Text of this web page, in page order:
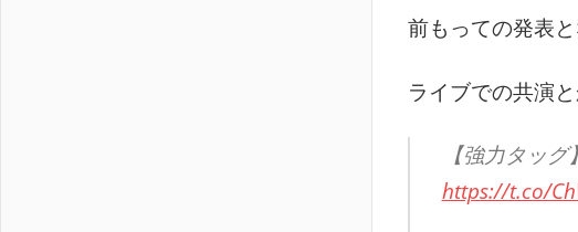
前もっての発表と
ライブでの共演
【強力タッ
https://t.co/